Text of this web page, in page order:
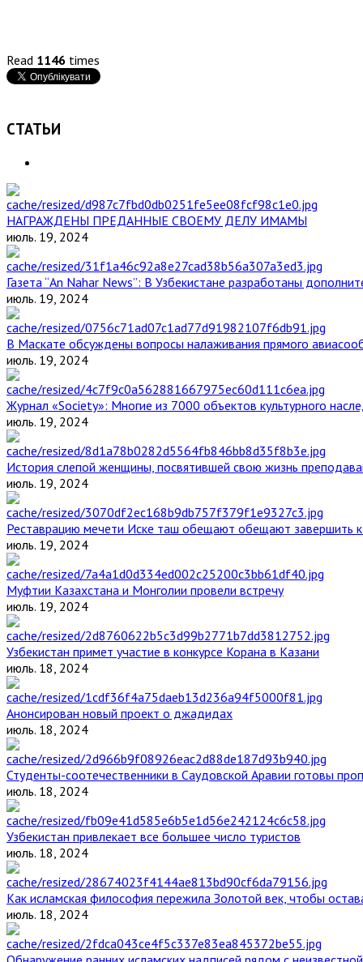
Read 1146 times
СТАТЬИ
НАГРАЖДЕНЫ ПРЕДАННЫЕ СВОЕМУ ДЕЛУ ИМАМЫ
июль. 19, 2024
Газета “An Nahar News”: В Узбекистане разработаны
июль. 19, 2024
В Маскате обсуждены вопросы налаживания прямого
июль. 19, 2024
Журнал «Society»: Многие из 7000 объектов культурного
июль. 19, 2024
История слепой женщины, посвятившей свою жизнь
июль. 19, 2024
Реставрацию мечети Иске таш обещают обещают завершить к
июль. 19, 2024
Муфтии Казахстана и Монголии провели встречу
июль. 19, 2024
Узбекистан примет участие в конкурсе Корана в Казани
июль. 18, 2024
Анонсирован новый проект о джадидах
июль. 18, 2024
Студенты-соотечественники в Саудовской Аравии готовы
июль. 18, 2024
Узбекистан привлекает все большее число туристов
июль. 18, 2024
Как исламская философия пережила Золотой век, чтобы
июль. 18, 2024